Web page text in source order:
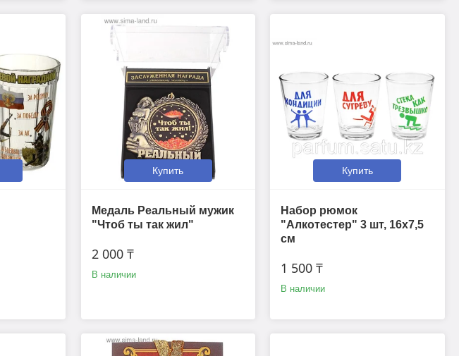
Купить
Медаль Реальный мужик
"Чтоб ты так жил"
2 000 ₸
В наличии
Купить
Набор рюмок
"Алкотестер" 3 шт, 16х7,5
см
1 500 ₸
В наличии